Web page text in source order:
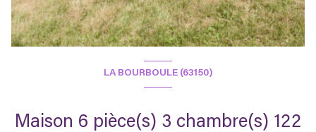
LA BOURBOULE (63150)
Maison 6 pièce(s) 3 chambre(s) 122